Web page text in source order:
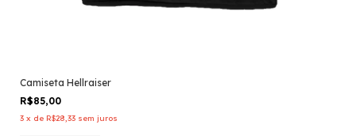
Camiseta Hellraiser
R$85,00
3 x de R$28,33 sem juros